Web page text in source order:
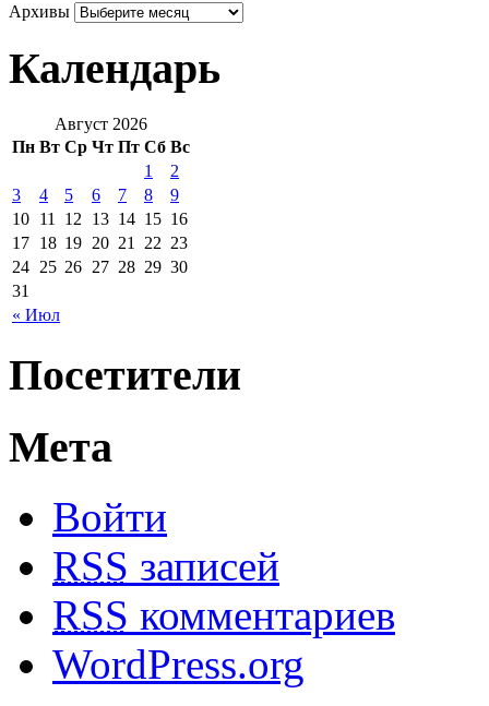
Архивы
Календарь
Август 2026
Пн Вт Ср Чт Пт Сб Вс
« Июл
1
2
3
4 5 6 7 8
9
10 11 12 13 14 15 16
17 18 19 20 21 22 23
24 25 26 27 28 29 30
31
Посетители
Мета
Войти
RSS записей
RSS комментариев
WordPress.org